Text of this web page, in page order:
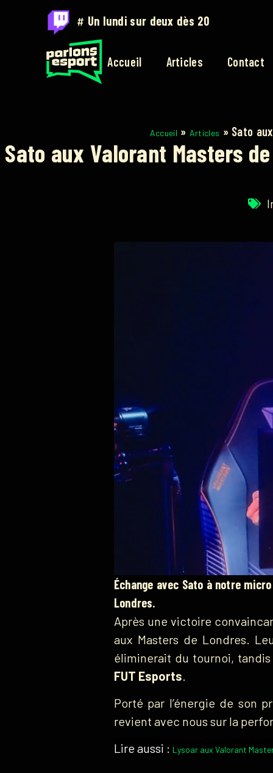
# Sur twitch.tv/parlons_esport
Accueil Articles Contact
Accueil » Articles » Sato
Sato aux Valorant Masters
Échange avec Sato à notre
Londres.
Après une victoire
aux Masters de Londres.
éliminerait du tournoi,
FUT Esports
Porté par l’énergie de son
revient avec nous sur la
Lire aussi : Lysoar aux Valorant